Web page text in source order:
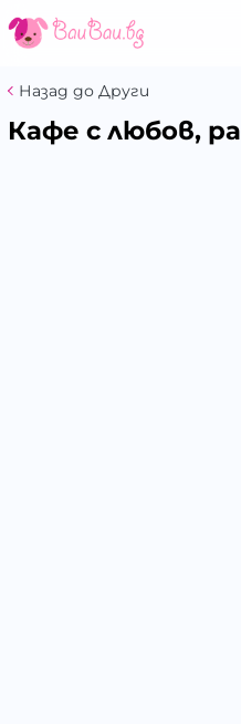
Назад до Други
Кафе с любов,